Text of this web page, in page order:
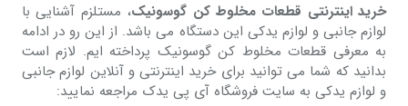
خرید اینترنتی قطعات مخلوط کن گوسونیک، مستلزم آشنایی با
لوازم جانبی و لوازم یدکی این دستگاه می باشد. از این رو در ادامه
به معرفی قطعات مخلوط کن گوسونیک پرداخته ایم. لازم است
بدانید که شما می توانید برای خرید اینترنتی و آنلاین لوازم جانبی
و لوازم یدکی به سایت فروشگاه آی پی یدک مراجعه نمایید: